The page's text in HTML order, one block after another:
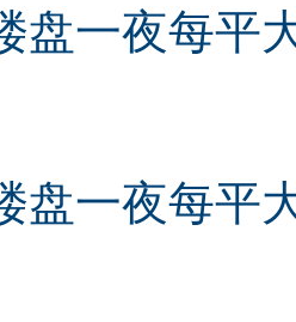
盘一夜每平
盘一夜每平